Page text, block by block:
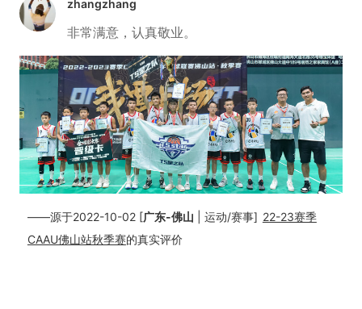
zhangzhang
非常满意，认真敬业。
——源于2022-10-02 [广东-佛山 | 运动/赛事] 22-23赛季
CAAU佛山站秋季赛的真实评价